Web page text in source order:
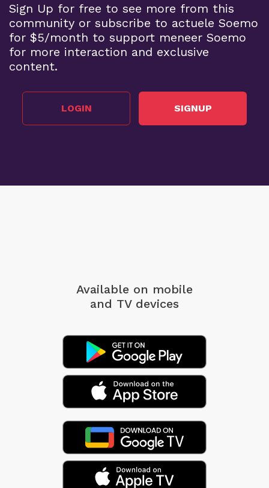
Sign Up for free to see more from this
community or subscribe to actuele Soemo
for $5/month to support meneer Soemo
for more interaction and exclusive
content.
LOGIN SIGNUP
Available on mobile
and TV devices